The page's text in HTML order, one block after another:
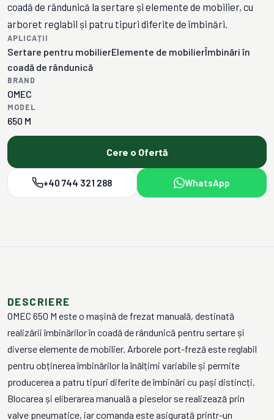
coadă de rândunică la sertare și elemente de mobilier, cu
arboret reglabil și patru tipuri diferite de îmbinări.
APLICAȚII
Sertare pentru mobilierElemente de mobilierÎmbinări în
coadă de rândunică
BRAND
OMEC
MODEL
650 M
Cere o Ofertă
+40 744 321 288 WhatsApp
DESCRIERE
OMEC 650 M este o mașină de frezat manuală, destinată
realizării îmbinărilor în coadă de rândunică pentru sertare și
diverse elemente de mobilier. Arborele port-freză este reglabil
pentru obținerea îmbinărilor la înălțimi variabile și permite
producerea a patru tipuri diferite de îmbinări cu pași distincți.
Blocarea și eliberarea manuală a pieselor se realizează prin
valve pneumatice, iar comanda este asigurată printr-un